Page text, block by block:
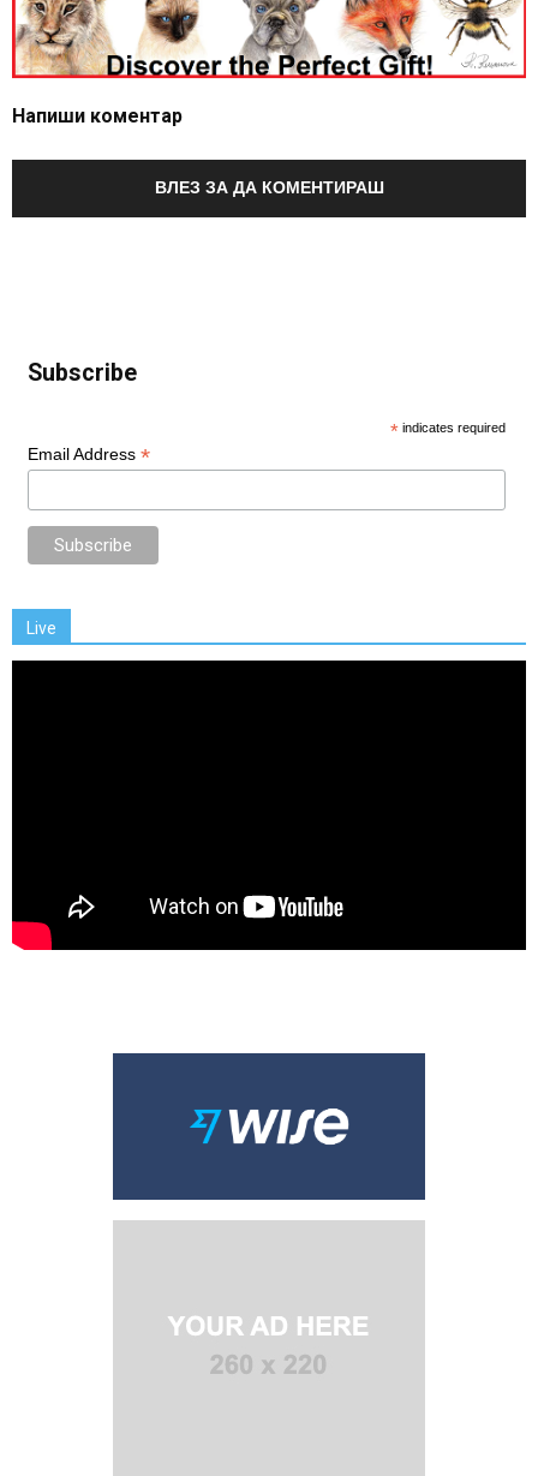
Напиши коментар
ВЛЕЗ ЗА ДА КОМЕНТИРАШ
Subscribe
* indicates required
Email Address *
Live